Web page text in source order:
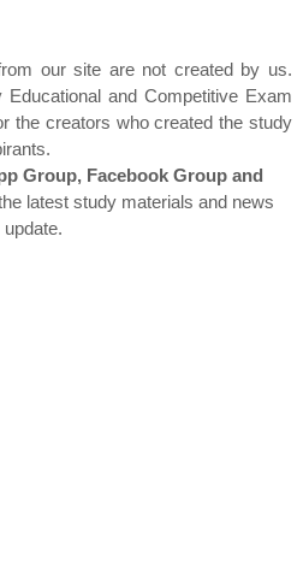
our site are not created by us.
and Competitive Exam
the creators who created the study
Group, Facebook Group and
latest study materials and news
update.